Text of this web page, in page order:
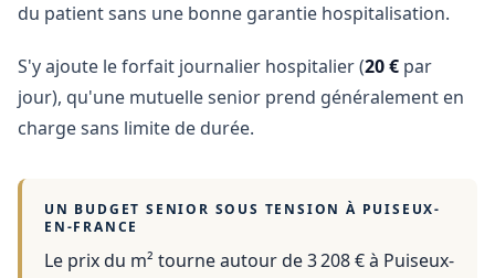
du patient sans une bonne garantie hospitalisation.
S'y ajoute le forfait journalier hospitalier (20 € par
jour), qu'une mutuelle senior prend généralement en
charge sans limite de durée.
UN BUDGET SENIOR SOUS TENSION À PUISEUX-
EN-FRANCE
Le prix du m² tourne autour de 3 208 €à Puiseux-